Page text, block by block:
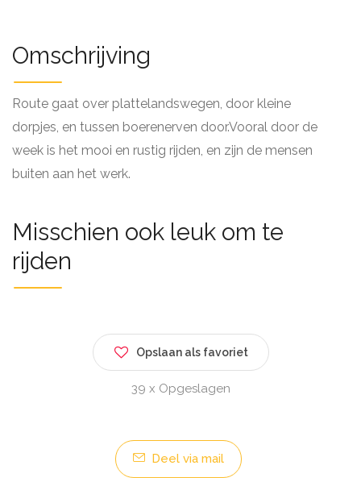
Omschrijving
Route gaat over plattelandswegen, door kleine
dorpjes, en tussen boerenerven door.Vooral door de
week is het mooi en rustig rijden, en zijn de mensen
buiten aan het werk.
Misschien ook leuk om te
rijden
Opslaan als favoriet
39 x Opgeslagen
Deel via mail